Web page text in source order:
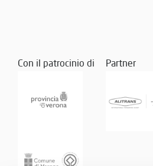
Con il patrocinio di Partner